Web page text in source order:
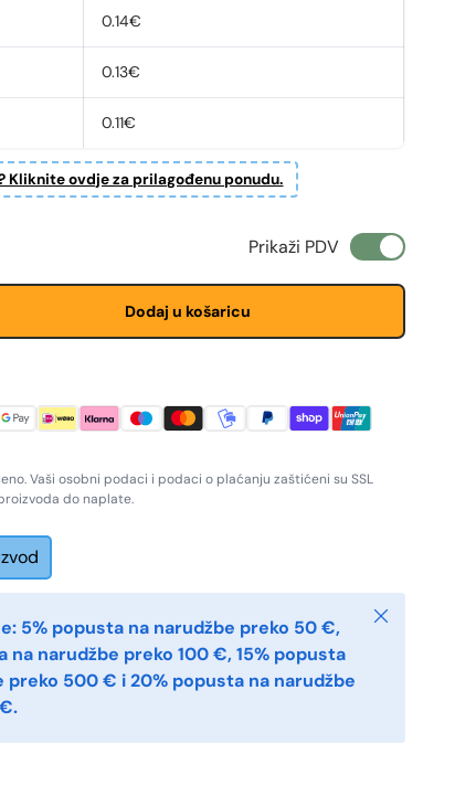
0.14€
0.13€
0.11€
Kliknite ovdje za prilagođenu ponudu.
Prikaži PDV
Dodaj u košaricu
Vaši osobni podaci i podaci o plaćanju zaštićeni su SSL
do naplate.
5% popusta na narudžbe preko 50 €,
na narudžbe preko 100 €, 15% popusta
preko 500 € i 20% popusta na narudžbe
Zatvoriti